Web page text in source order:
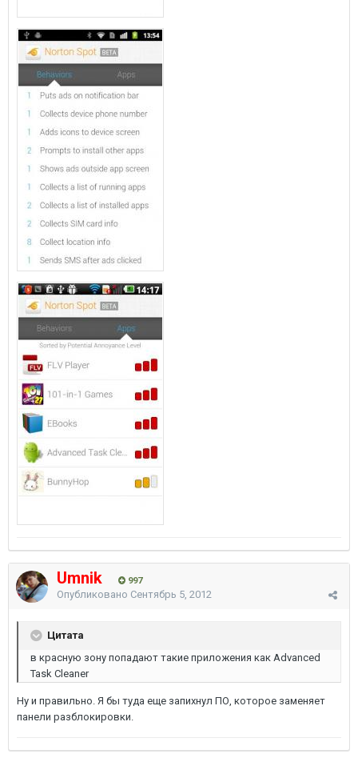
Umnik 997
Опубликовано Сентябрь 5, 2012
Цитата
в красную зону попадают такие приложения как Advanced
Task Cleaner
Ну и правильно. Я бы туда еще запихнул ПО, которое заменяет
панели разблокировки.